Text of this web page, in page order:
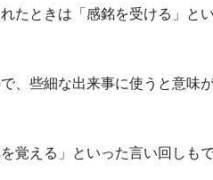
たときは「感銘を受ける」と
、些細な出来事に使うと意味
覚える」といった言い回しも